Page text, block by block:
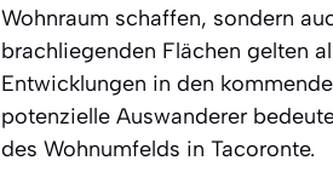
Wohnraum schaffen, sondern
brachliegenden Flächen gelten
Entwicklungen in den
potenzielle Auswanderer
des Wohnumfelds in Tacoronte.